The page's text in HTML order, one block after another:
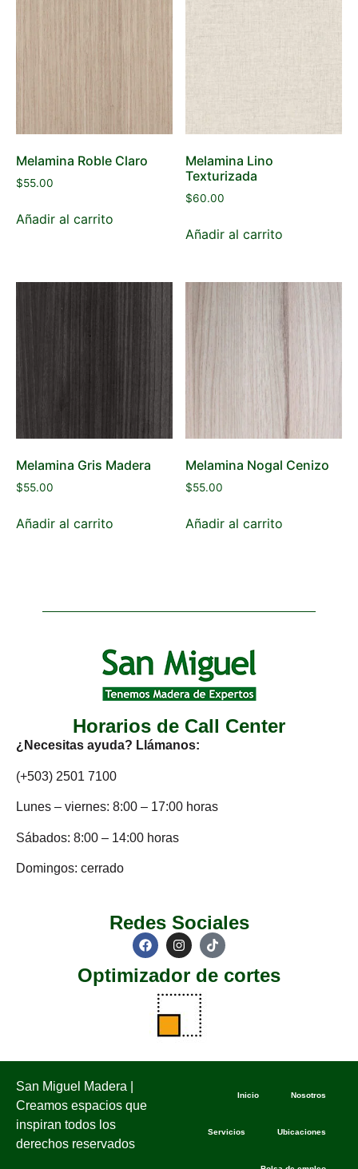
Melamina Roble Claro
$55.00
Añadir al carrito
Melamina Lino
Texturizada
$60.00
Añadir al carrito
Melamina Gris Madera
$55.00
Añadir al carrito
Melamina Nogal Cenizo
$55.00
Añadir al carrito
Horarios de Call Center
¿Necesitas ayuda? Llámanos:
(+503) 2501 7100
Lunes – viernes: 8:00 – 17:00 horas
Sábados: 8:00 – 14:00 horas
Domingos: cerrado
Redes Sociales
Optimizador de cortes
San Miguel Madera |
Creamos espacios que
inspiran todos los
derechos reservados
Inicio Nosotros
Servicios Ubicaciones